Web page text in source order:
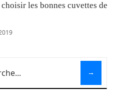
les bonnes cuvettes de